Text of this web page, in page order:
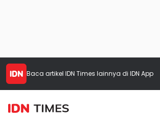
Baca artikel IDN Times lainnya di IDN App